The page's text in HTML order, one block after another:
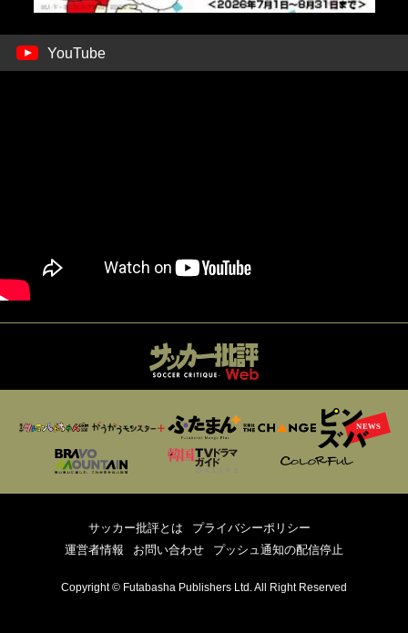
YouTube
サッカー批評とは
プライバシーポリシー
運営者情報
お問い合わせ プッシュ通知の配信停止
Copyright © Futabasha Publishers Ltd. All Right Reserved